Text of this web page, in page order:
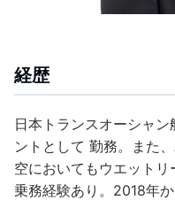
経歴
日本トランスオーシャ
ントとして 勤務。また
空においてもウエット
乗務経験あり。2018年